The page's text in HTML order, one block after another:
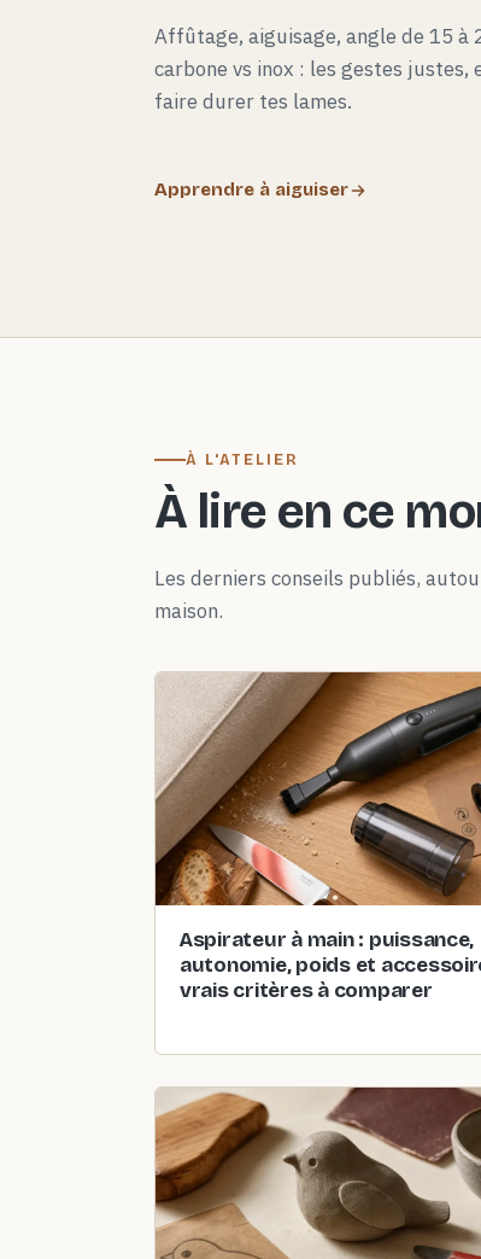
Affûtage, aiguisage, angle de 15 à
carbone vs inox : les gestes justes,
faire durer tes lames.
Apprendre à aiguiser
À L'ATELIER
À lire en ce
Les derniers conseils publiés,
maison.
Aspirateur à main : puissance,
autonomie, poids et
vrais critères à comparer